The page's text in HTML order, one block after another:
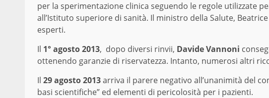
per la sperimentazione clinica seguendo le regole utilizzate
all’Istituto superiore di sanità. Il ministro della Salute,
esperti.
Il 1° agosto 2013, dopo diversi rinvii, Davide Vannoni
ottenendo garanzie di riservatezza. Intanto, numerosi altri
Il 29 agosto 2013arriva il parere negativo all’unanimità del
basi scientifiche” ed elementi di pericolosità per i pazienti.